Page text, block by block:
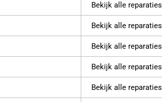
Bekijk alle reparaties
Bekijk alle reparaties
Bekijk alle reparaties
Bekijk alle reparaties
Bekijk alle reparaties